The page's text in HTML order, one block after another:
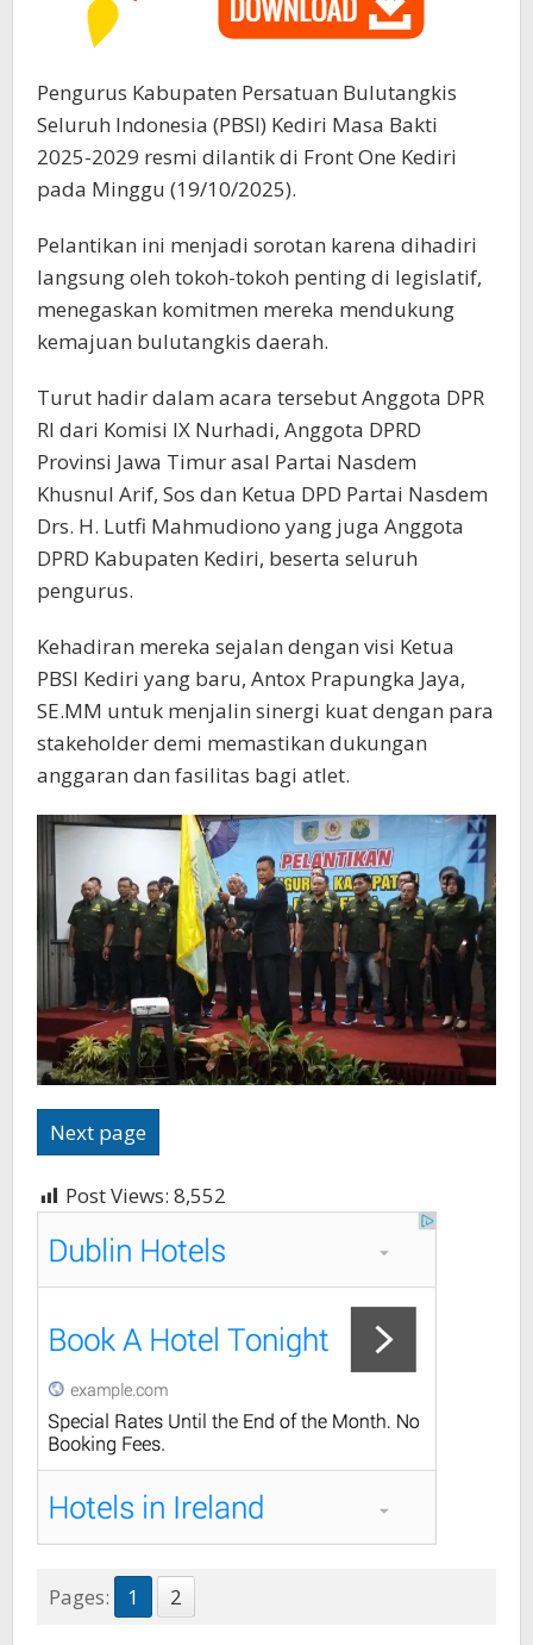
Pengurus Kabupaten Persatuan Bulutangkis
Seluruh Indonesia (PBSI) Kediri Masa Bakti
2025-2029 resmi dilantik di Front One Kediri
pada Minggu (19/10/2025).
Pelantikan ini menjadi sorotan karena dihadiri
langsung oleh tokoh-tokoh penting di legislatif,
menegaskan komitmen mereka mendukung
kemajuan bulutangkis daerah.
​Turut hadir dalam acara tersebut Anggota DPR
RI dari Komisi IX Nurhadi, Anggota DPRD
Provinsi Jawa Timur asal Partai Nasdem
Khusnul Arif, Sos dan Ketua DPD Partai Nasdem
Drs. H. Lutfi Mahmudiono yang juga Anggota
DPRD Kabupaten Kediri, beserta seluruh
pengurus.
Kehadiran mereka sejalan dengan visi Ketua
PBSI Kediri yang baru, Antox Prapungka Jaya,
SE.MM untuk menjalin sinergi kuat dengan para
stakeholder demi memastikan dukungan
anggaran dan fasilitas bagi atlet.
Next page
Post Views: 8,552
Pages: 1 2